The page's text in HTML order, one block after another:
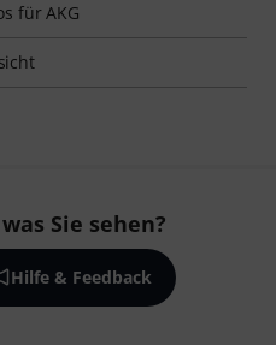
für AKG
Sie sehen?
Hilfe & Feedback